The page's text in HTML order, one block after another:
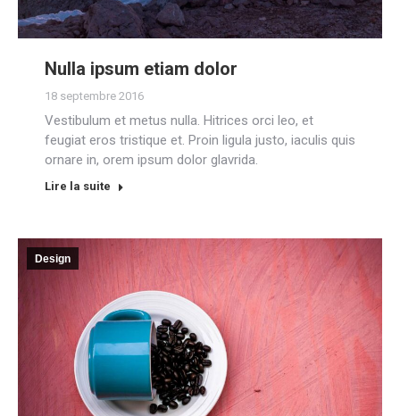
Nulla ipsum etiam dolor
18 septembre 2016
Vestibulum et metus nulla. Hitrices orci leo, et
feugiat eros tristique et. Proin ligula justo, iaculis quis
ornare in, orem ipsum dolor glavrida.
Lire la suite
Design